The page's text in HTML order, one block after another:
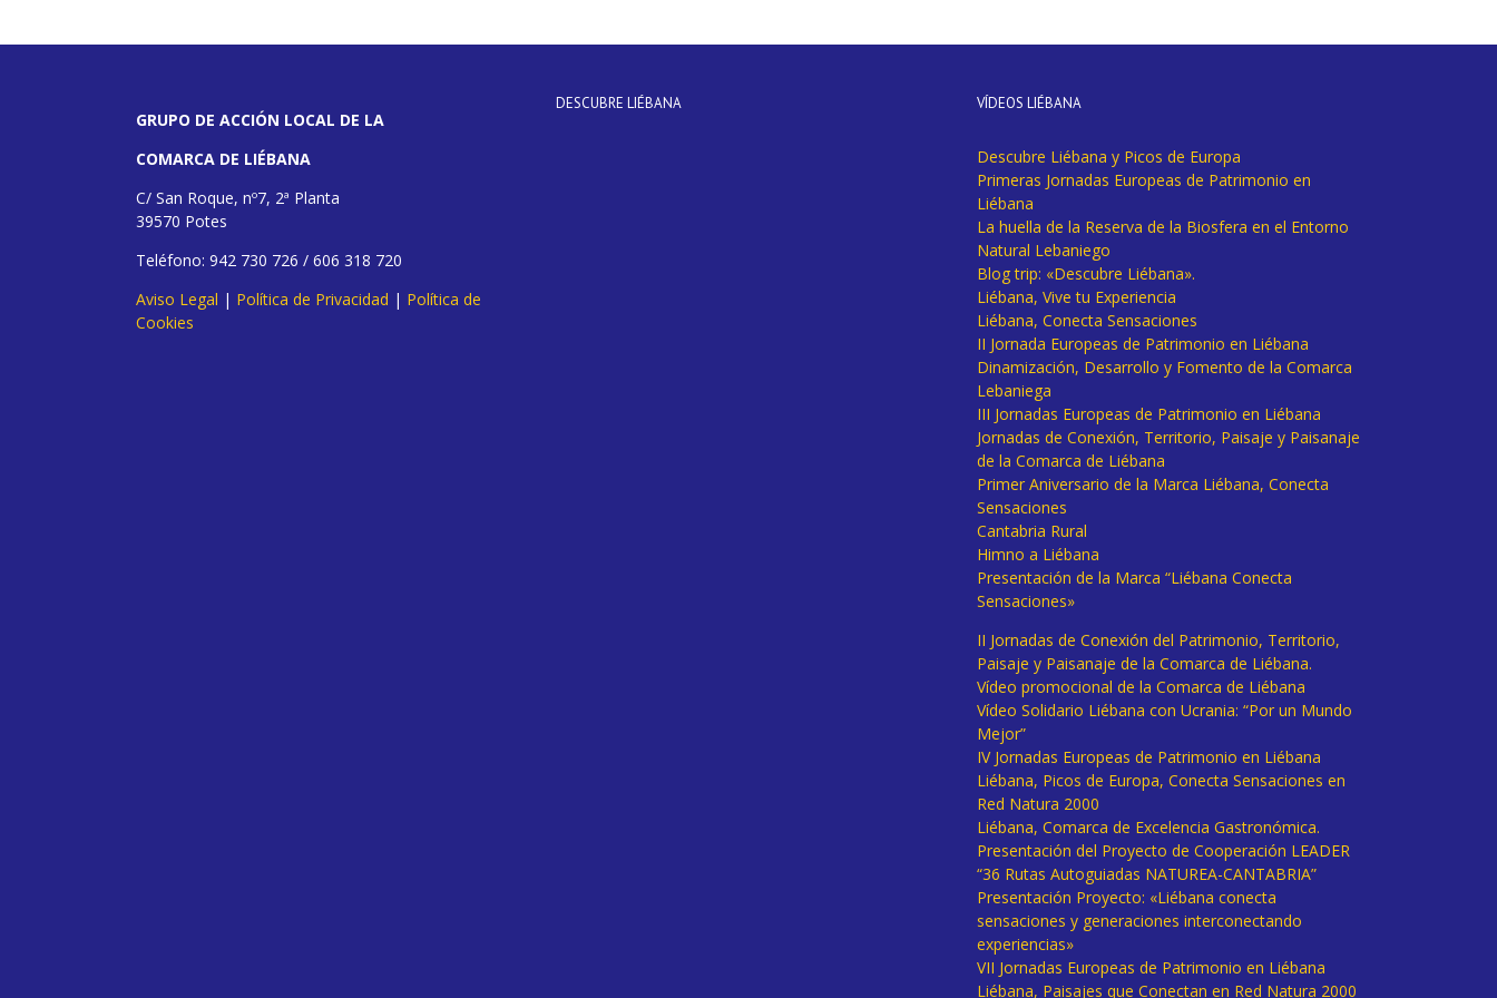
GRUPO DE ACCIÓN LOCAL DE LA
COMARCA DE LIÉBANA
C/ San Roque, nº7, 2ª Planta
39570 Potes
Teléfono: 942 730 726 / 606 318 720
Aviso Legal | Política de Privacidad | Política de
Cookies
DESCUBRE LIÉBANA VÍDEOS LIÉBANA
Descubre Liébana y Picos de Europa
Primeras Jornadas Europeas de Patrimonio en
Liébana
La huella de la Reserva de la Biosfera en el Entorno
Natural Lebaniego
Blog trip: «Descubre Liébana».
Liébana, Vive tu Experiencia
Liébana, Conecta Sensaciones
II Jornada Europeas de Patrimonio en Liébana
Dinamización, Desarrollo y Fomento de la Comarca
Lebaniega
III Jornadas Europeas de Patrimonio en Liébana
Jornadas de Conexión, Territorio, Paisaje y Paisanaje
de la Comarca de Liébana
Primer Aniversario de la Marca Liébana, Conecta
Sensaciones
Cantabria Rural
Himno a Liébana
Presentación de la Marca “Liébana Conecta
Sensaciones»
II Jornadas de Conexión del Patrimonio, Territorio,
Paisaje y Paisanaje de la Comarca de Liébana.
Vídeo promocional de la Comarca de Liébana
Vídeo Solidario Liébana con Ucrania: “Por un Mundo
Mejor”
IV Jornadas Europeas de Patrimonio en Liébana
Liébana, Picos de Europa, Conecta Sensaciones en
Red Natura 2000
Liébana, Comarca de Excelencia Gastronómica.
Presentación del Proyecto de Cooperación LEADER
“36 Rutas Autoguiadas NATUREA-CANTABRIA”
Presentación Proyecto: «Liébana conecta
sensaciones y generaciones interconectando
experiencias»
VII Jornadas Europeas de Patrimonio en Liébana
Liébana, Paisajes que Conectan en Red Natura 2000